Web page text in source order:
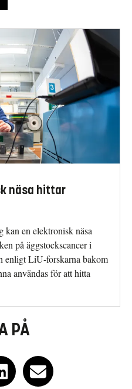
näsa hittar
en elektronisk näsa
på äggstockscancer i
enligt LiU-forskarna bakom
användas för att hitta
PÅ